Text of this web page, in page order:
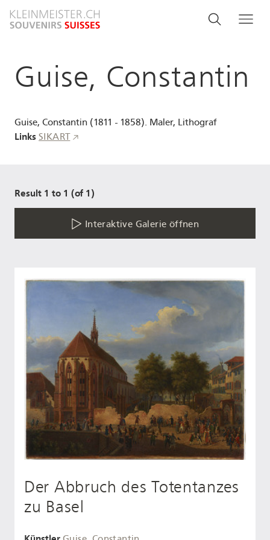
zum
Search
menu
Suche
Guise, Constantin
Guise, Constantin (1811 - 1858). Maler, Lithograf
Links SIKART
Result 1 to 1 (of 1)
Interaktive Galerie öffnen
Der Abbruch des Totentanzes
zu Basel